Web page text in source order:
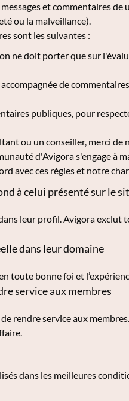
et commentaires
ou la malveillance).
sont les suivantes :
ne doit porter que sur
de
publiques, pour
ou un conseiller, merci
d'Avigora s'engage
avec ces règles et notre
à celui présenté sur le
leur profil. Avigora
dans leur domaine
toute bonne foi et
service aux membres
rendre service aux
dans les meilleures